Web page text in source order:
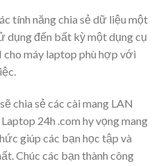
tính năng chia sẻ dữ liệu một
dụng đến bất kỳ một dụng cụ
cho máy laptop phù hợp với
chia sẻ các cài mang LAN
24h .com hy vọng mang
giúp các bạn học tập và
Chúc các bạn thành công